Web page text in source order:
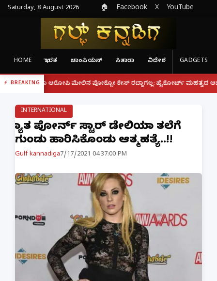
Saturday, 8 August 2026 🏠 Facebook X YouTube
HOME ಭಾರತ ಚಾಂಪಿಯನ್ ಸಿತಾರಾ ವಿದೇಶ GADGETS
BREAKING
ಆರೋಪಿ ಮೇಲಿನ ಪೋಕ್ಸೋ ಕೇಸ್ ರದ್ದಾಗಲ್ಲ: ಹೈಕೋರ್ಟ್ ಮಹತ್ವದ ಆದೇಶ |
INTERNATIONAL
ಖ್ಯಾತ ಪೋರ್ನ್ ಸ್ಟಾರ್ ಡೇಲಿಯಾ ತಲೆಗೆ
ಗುಂಡು ಹಾರಿಸಿಕೊಂಡು ಆತ್ಮಹತ್ಯೆ..!!
Gulf kannadiga7/17/2021 04:37:00 PM